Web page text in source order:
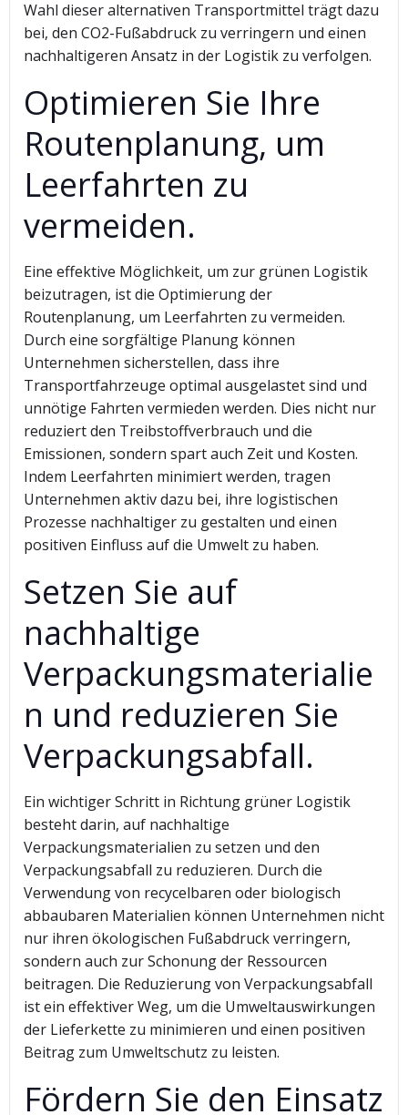
Wahl dieser alternativen Transportmittel trägt dazu
bei, den CO2-Fußabdruck zu verringern und einen
nachhaltigeren Ansatz in der Logistik zu verfolgen.
Optimieren Sie Ihre
Routenplanung, um
Leerfahrten zu
vermeiden.
Eine effektive Möglichkeit, um zur grünen Logistik
beizutragen, ist die Optimierung der
Routenplanung, um Leerfahrten zu vermeiden.
Durch eine sorgfältige Planung können
Unternehmen sicherstellen, dass ihre
Transportfahrzeuge optimal ausgelastet sind und
unnötige Fahrten vermieden werden. Dies nicht nur
reduziert den Treibstoffverbrauch und die
Emissionen, sondern spart auch Zeit und Kosten.
Indem Leerfahrten minimiert werden, tragen
Unternehmen aktiv dazu bei, ihre logistischen
Prozesse nachhaltiger zu gestalten und einen
positiven Einfluss auf die Umwelt zu haben.
Setzen Sie auf
nachhaltige
Verpackungsmaterialie
n und reduzieren Sie
Verpackungsabfall.
Ein wichtiger Schritt in Richtung grüner Logistik
besteht darin, auf nachhaltige
Verpackungsmaterialien zu setzen und den
Verpackungsabfall zu reduzieren. Durch die
Verwendung von recycelbaren oder biologisch
abbaubaren Materialien können Unternehmen nicht
nur ihren ökologischen Fußabdruck verringern,
sondern auch zur Schonung der Ressourcen
beitragen. Die Reduzierung von Verpackungsabfall
ist ein effektiver Weg, um die Umweltauswirkungen
der Lieferkette zu minimieren und einen positiven
Beitrag zum Umweltschutz zu leisten.
Fördern Sie den Einsatz